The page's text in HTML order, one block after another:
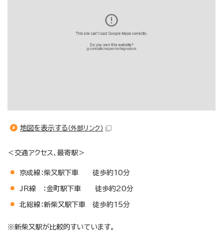
地図を表示する （外部リンク）
＜交通アクセス、最寄駅＞
京成線：柴又駅下車 徒歩約10分
JR線 ：金町駅下車 徒歩約20分
北総線：新柴又駅下車 徒歩約15分
※新柴又駅が比較的すいています。